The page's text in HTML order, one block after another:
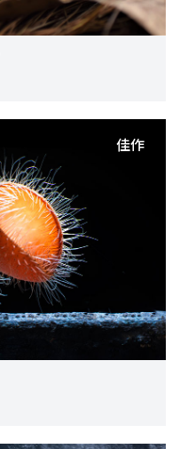
佳作